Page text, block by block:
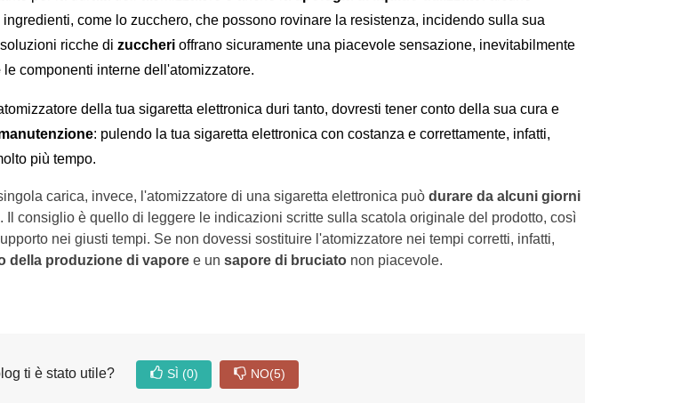
come lo zucchero, che possono rovinare la resistenza, incidendo sulla sua
ricche di zuccheri offrano sicuramente una piacevole sensazione, inevitabilmente
le componenti interne dell'atomizzatore.
della tua sigaretta elettronica duri tanto, dovresti tener conto della sua cura e
: pulendo la tua sigaretta elettronica con costanza e correttamente, infatti,
più tempo.
carica, invece, l'atomizzatore di una sigaretta elettronica può durare da alcuni giorni
. Il consiglio è quello di leggere le indicazioni scritte sulla scatola originale del prodotto, così
nei giusti tempi. Se non dovessi sostituire l'atomizzatore nei tempi corretti, infatti,
della produzione di vapore e un sapore di bruciato non piacevole.
ti è stato utile? SÌ (0) NO(5)